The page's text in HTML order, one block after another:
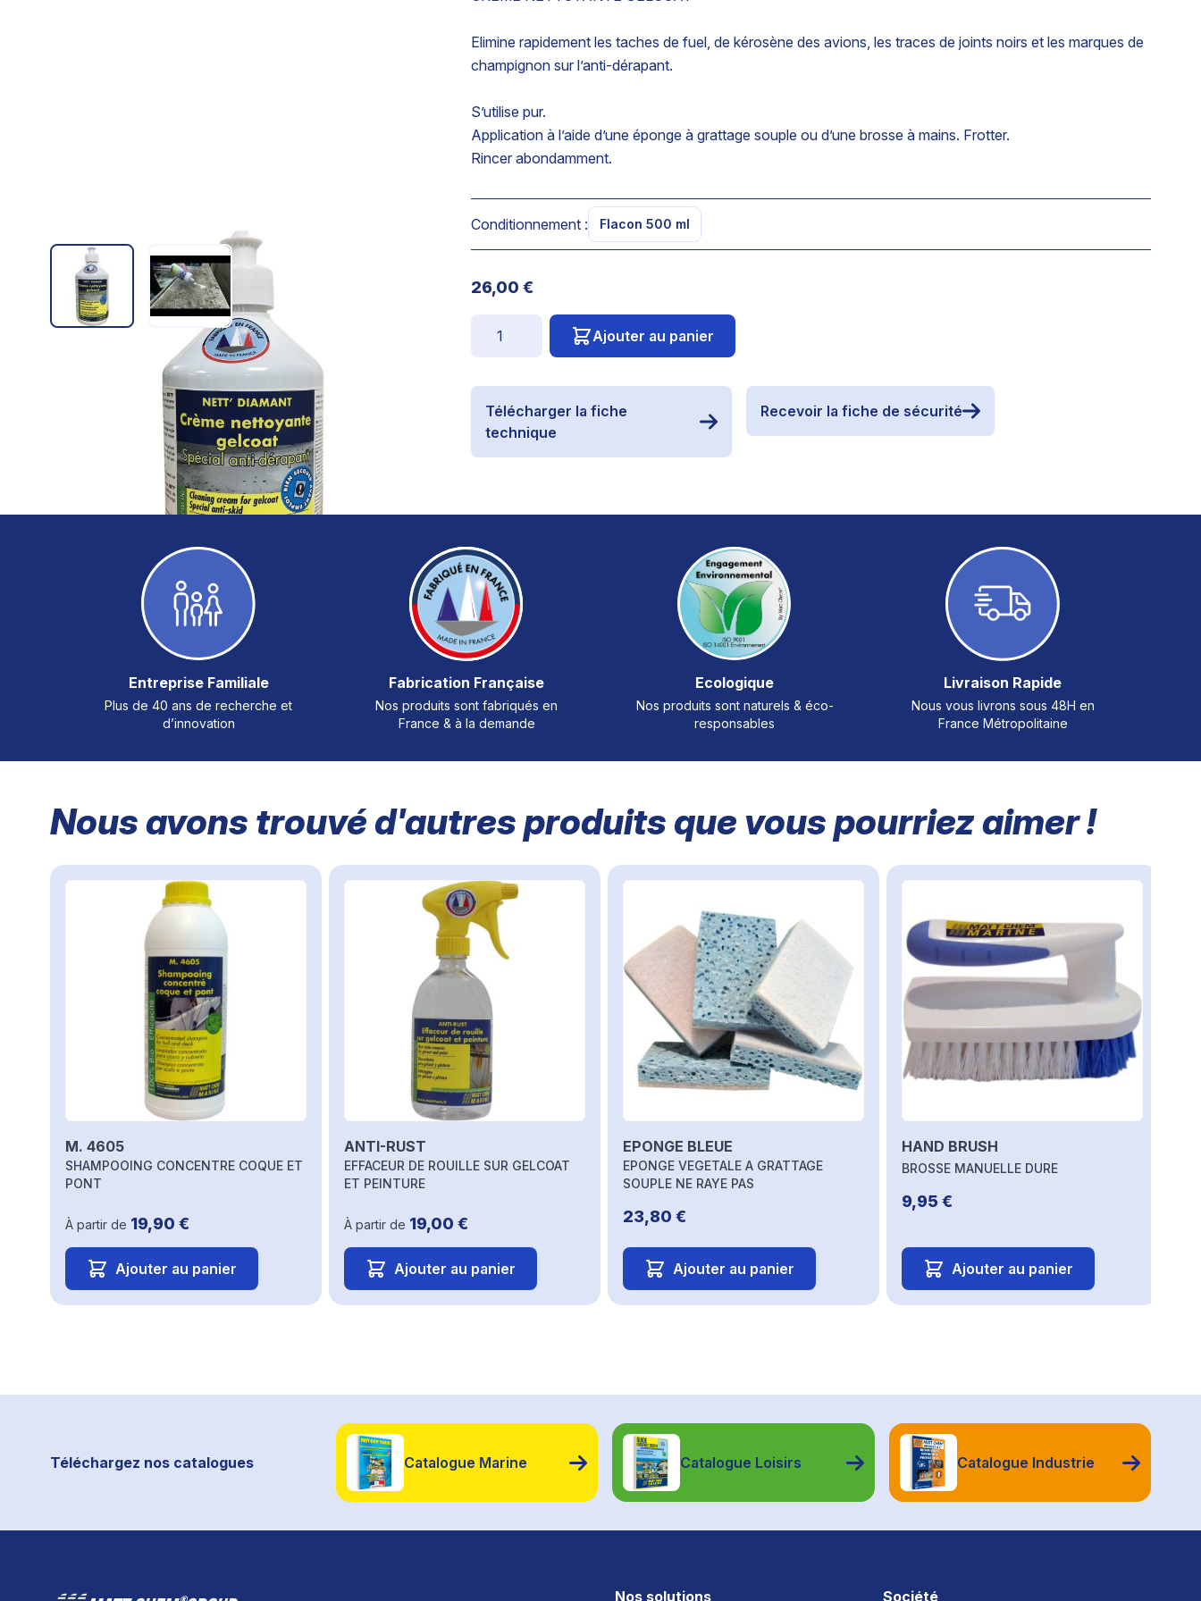
View larger imageView larger image
Elimine rapidement les taches de fuel, de kérosène des avions, les traces de joints noirs et les marques de
champignon sur l’anti-dérapant.
S’utilise pur.
Application à l’aide d’une éponge à grattage souple ou d’une brosse à mains. Frotter.
Rincer abondamment.
Conditionnement : Flacon 500 ml
26,00 €
Ajouter au panier
Télécharger la fiche
technique
Recevoir la fiche de sécurité
Entreprise Familiale
Plus de 40 ans de recherche et
d’innovation
Fabrication Française
Nos produits sont fabriqués en
France & à la demande
Ecologique
Nos produits sont naturels & éco-
responsables
Livraison Rapide
Nous vous livrons sous 48H en
France Métropolitaine
Nous avons trouvé d'autres produits que vous pourriez aimer !
Il est possible de naviguer entre les éléments du carrousel à l'aide de la touche de tabulation. Vous pouvez sauter le carrousel ou passer directement à la navigation dans le
Cliquer pour passer le carrousel
M. 4605
SHAMPOOING CONCENTRE COQUE ET
PONT
À partir de 19,90 €
Ajouter au panier
ANTI-RUST
EFFACEUR DE ROUILLE SUR GELCOAT
ET PEINTURE
À partir de 19,00 €
Ajouter au panier
EPONGE BLEUE
EPONGE VEGETALE A GRATTAGE
SOUPLE NE RAYE PAS
23,80 €
Ajouter au panier
HAND BRUSH
BROSSE MANUELLE DURE
9,95 €
Ajouter au panier
Téléchargez nos catalogues Catalogue Marine Catalogue Loisirs Catalogue Industrie
Nos solutions Société